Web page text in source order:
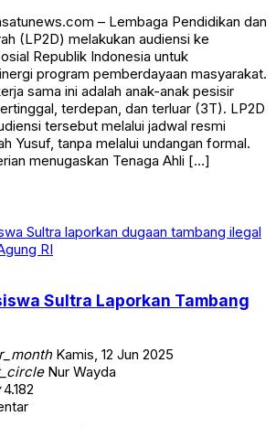
– Lembaga Pendidikan dan
(LP2D) melakukan audiensi ke
Republik Indonesia untuk
program pemberdayaan masyarakat.
sama ini adalah anak-anak pesisir
terdepan, dan terluar (3T). LP2D
tersebut melalui jadwal resmi
Yusuf, tanpa melalui undangan formal.
menugaskan Tenaga Ahli […]
Sultra Laporkan Tambang
Kamis, 12 Jun 2025
Nur Wayda
4.182